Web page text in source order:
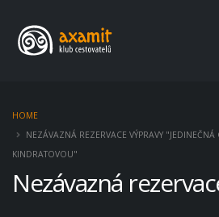
HOME
NEZÁVAZNÁ REZERVACE VÝPRAVY
KINDRATOVOU"
Nezávazná